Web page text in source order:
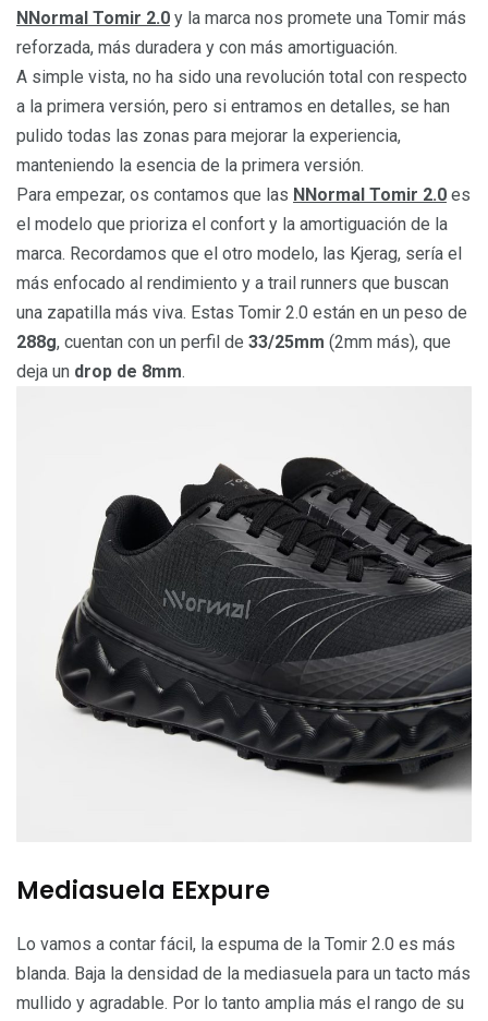
NNormal Tomir 2.0 y la marca nos promete una Tomir más
reforzada, más duradera y con más amortiguación.
A simple vista, no ha sido una revolución total con respecto
a la primera versión, pero si entramos en detalles, se han
pulido todas las zonas para mejorar la experiencia,
manteniendo la esencia de la primera versión.
Para empezar, os contamos que las NNormal Tomir 2.0 es
el modelo que prioriza el confort y la amortiguación de la
marca. Recordamos que el otro modelo, las Kjerag, sería el
más enfocado al rendimiento y a trail runners que buscan
una zapatilla más viva. Estas Tomir 2.0 están en un peso de
288g, cuentan con un perfil de 33/25mm (2mm más), que
deja un drop de 8mm.
Mediasuela EExpure
Lo vamos a contar fácil, la espuma de la Tomir 2.0 es más
blanda. Baja la densidad de la mediasuela para un tacto más
mullido y agradable. Por lo tanto amplia más el rango de su